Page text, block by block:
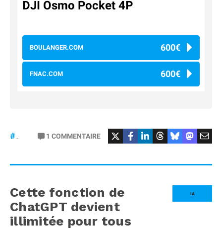
DJI Osmo Pocket 4P
BOULANGER.COM 600€
FNAC.COM 600€
#osmopocket4P
1 COMMENTAIRE
IA
Cette fonction de
ChatGPT devient
illimitée pour tous